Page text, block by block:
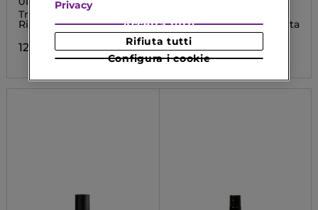
Trattamento Intensivo
Riparatore
12,90 €
Ricostruzione Immediata
13,52 €
Privacy
Configura i cookie
Rifiuta tutti
Accetta tutti